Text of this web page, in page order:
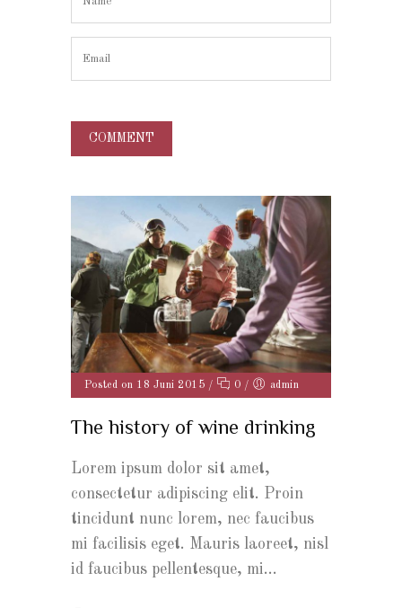
Posted on 18 Juni 2015 / 0 / admin
The history of wine drinking
Lorem ipsum dolor sit amet,
consectetur adipiscing elit. Proin
tincidunt nunc lorem, nec faucibus
mi facilisis eget. Mauris laoreet, nisl
id faucibus pellentesque, mi...